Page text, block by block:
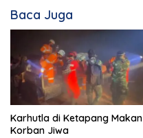
Baca Juga
Karhutla di Ketapang Makan
Korban Jiwa